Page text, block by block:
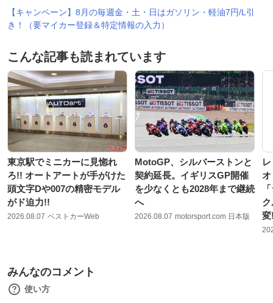
【キャンペーン】8月の毎週金・土・日はガソリン・軽油7円/L引
き！（要マイカー登録＆特定情報の入力）
こんな記事も読まれています
東京駅でミニカーに見惚れ
ろ!! オートアートが手がけた
頭文字Dや007の精密モデル
がド迫力!!
2026.08.07 ベストカーWeb
MotoGP、シルバーストンと
契約延長。イギリスGP開催
を少なくとも2028年まで継続
へ
2026.08.07 motorsport.com 日本版
みんなのコメント
使い方